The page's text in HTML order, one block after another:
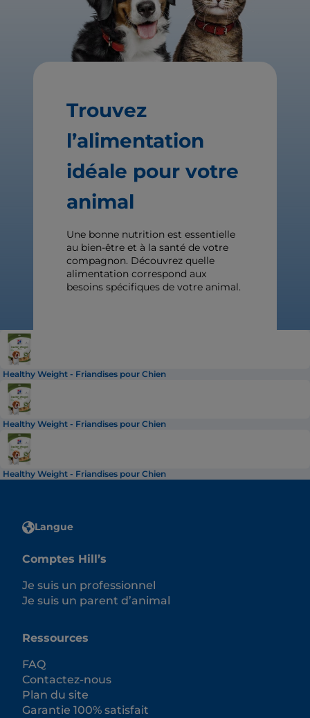
Trouvez
l’alimentation
idéale pour votre
animal
Une bonne nutrition est essentielle
au bien-être et à la santé de votre
compagnon. Découvrez quelle
alimentation correspond aux
besoins spécifiques de votre animal.
Healthy Weight - Friandises pour Chien
Healthy Weight - Friandises pour Chien
Healthy Weight - Friandises pour Chien
Langue
Comptes Hill’s
Je suis un professionnel
Je suis un parent d’animal
Ressources
FAQ
Contactez-nous
Plan du site
Garantie 100% satisfait